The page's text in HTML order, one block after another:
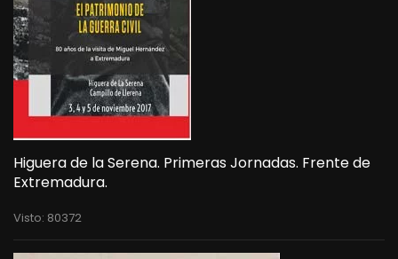
Higuera de la Serena. Primeras Jornadas. Frente de
Extremadura.
Visto: 80372